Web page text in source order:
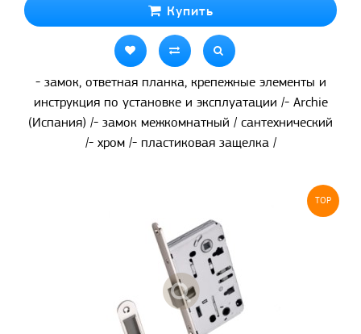
Купить
- замок, ответная планка, крепежные элементы и
инструкция по установке и эксплуатации /- Archie
(Испания) /- замок межкомнатный / сантехнический
/- хром /- пластиковая защелка /
TOP